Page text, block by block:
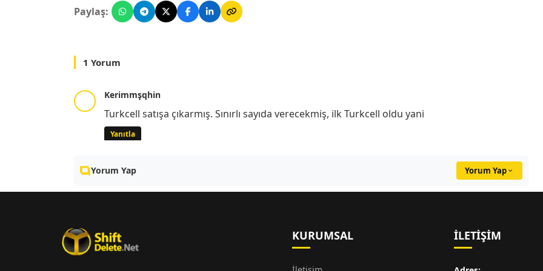
Paylaş:
1 Yorum
Kerimmşqhin
Turkcell satışa çıkarmış. Sınırlı sayıda verecekmiş, ilk Turkcell oldu yani
Yanıtla
Yorum Yap Yorum Yap
KURUMSAL İLETIŞIM